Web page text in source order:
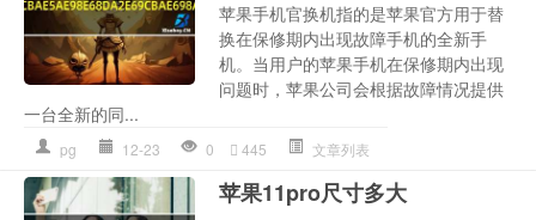
苹果手机官换机指的是苹果官方用于替
换在保修期内出现故障手机的全新手
机。当用户的苹果手机在保修期内出现
问题时，苹果公司会根据故障情况提供
一台全新的同...
pg 12-23 0 445 文章列表
苹果11pro尺寸多大